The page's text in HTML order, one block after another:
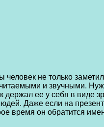
не только
и звучными.
ее у себя в виде
Даже если на
время он обратится